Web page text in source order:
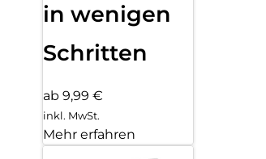
in wenigen
Schritten
ab 9,99 €
inkl. MwSt.
Mehr erfahren